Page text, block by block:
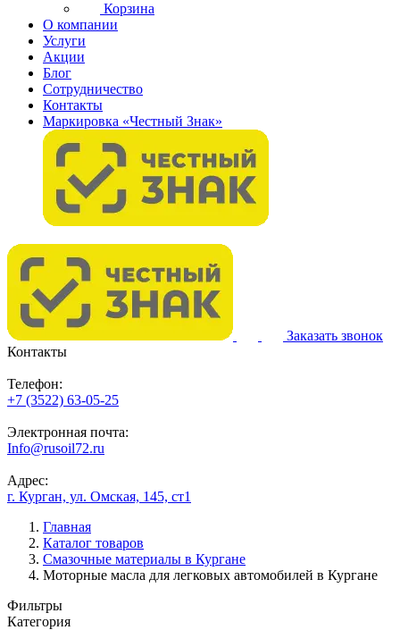
Корзина
О компании
Услуги
Акции
Блог
Сотрудничество
Контакты
Маркировка «Честный Знак»
Заказать звонок
Контакты
Телефон:
+7 (3522) 63-05-25
Электронная почта:
Info@rusoil72.ru
Адрес:
г. Курган, ул. Омская, 145, ст1
Главная
Каталог товаров
Смазочные материалы в Кургане
Моторные масла для легковых автомобилей в Кургане
Фильтры
Категория